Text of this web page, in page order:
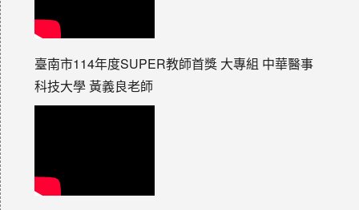
臺南市114年度SUPER教師首獎 大專組 中華醫事
科技大學 黃義良老師